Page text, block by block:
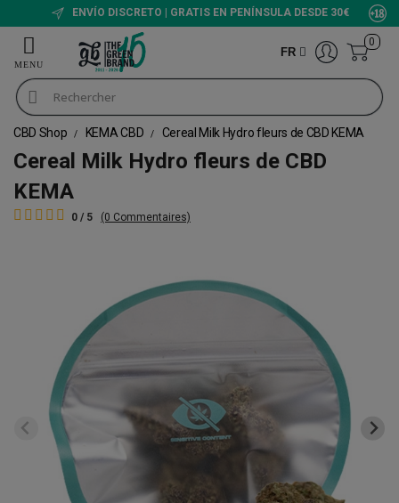
ENVÍO DISCRETO | GRATIS EN PENÍNSULA DESDE 30€
FR
0
CBD Shop KEMA CBD Cereal Milk Hydro fleurs de CBD KEMA
Cereal Milk Hydro fleurs de CBD
KEMA
0 / 5 (0 Commentaires)